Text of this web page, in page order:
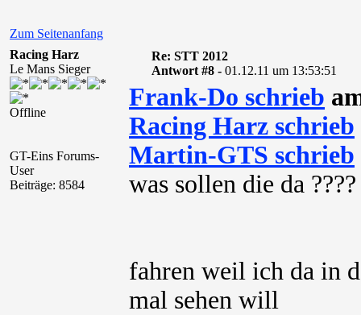
Zum Seitenanfang
Racing Harz
Le Mans Sieger
Offline
GT-Eins Forums-
User
Beiträge: 8584
Re: STT 2012
Antwort #8 - 01.12.11 um 13:53:51
Frank-Do schrieb
Racing Harz schrieb
Martin-GTS schrieb
was sollen die da ????
fahren weil ich da in
mal sehen will